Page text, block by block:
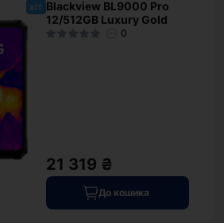
хіт Blackview BL9000 Pro
12/512GB Luxury Gold
0
21 319 ₴
До кошика